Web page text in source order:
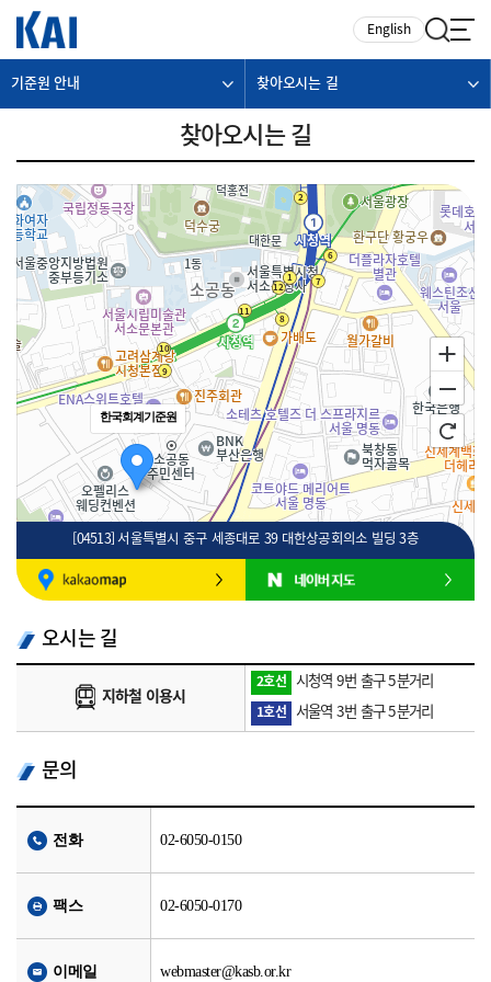
English
기준원 안내 찾아오시는 길
찾아오시는 길
한국회계기준원
100m
[04513] 서울특별시 중구 세종대로 39 대한상공회의소 빌딩 3층
오시는 길
지하철 이용시
2호선 시청역 9번 출구 5분거리
1호선 서울역 3번 출구 5분거리
문의
전화 02-6050-0150
팩스 02-6050-0170
이메일 webmaster@kasb.or.kr